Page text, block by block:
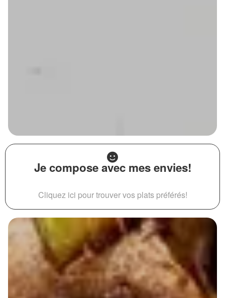
Je compose avec mes envies!
Cliquez ici pour trouver vos plats préférés!